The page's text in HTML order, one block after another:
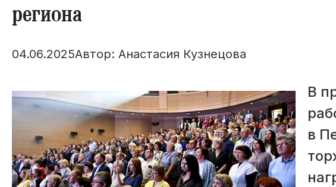
региона
04.06.2025Автор: Анастасия Кузнецова
В
в